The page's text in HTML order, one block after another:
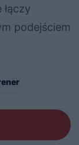
podejściem